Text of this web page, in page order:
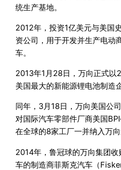
统生产基地。
2012年，投资1亿美元与美国
资公司，用于开发并生产电动
车。
2013年1月28日，万向正式以
美国最大的新能源锂电池制造
同年，3月18日，万向美国公
对国际汽车零部件厂商美国
在全球的8家工厂一并纳入万向
2014年，鲁冠球的万向集团
车的制造商菲斯克汽车（